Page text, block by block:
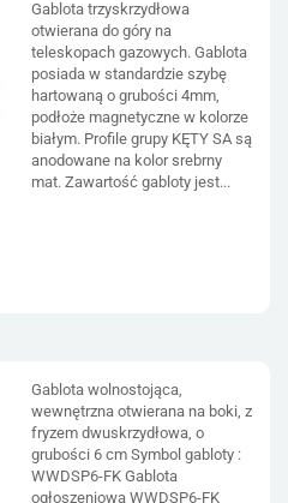
Gablota trzyskrzydłowa
otwierana do góry na
teleskopach gazowych. Gablota
posiada w standardzie szybę
hartowaną o grubości 4mm,
podłoże magnetyczne w kolorze
białym. Profile grupy KĘTY SA są
anodowane na kolor srebrny
mat. Zawartość gabloty jest...
Gablota wolnostojąca,
wewnętrzna otwierana na boki, z
fryzem dwuskrzydłowa, o
grubości 6 cm Symbol gabloty :
WWDSP6-FK Gablota
ogłoszeniowa WWDSP6-FK